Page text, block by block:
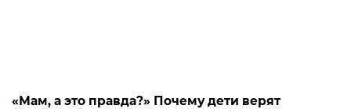
«Мам, а это правда?» Почему дети верят